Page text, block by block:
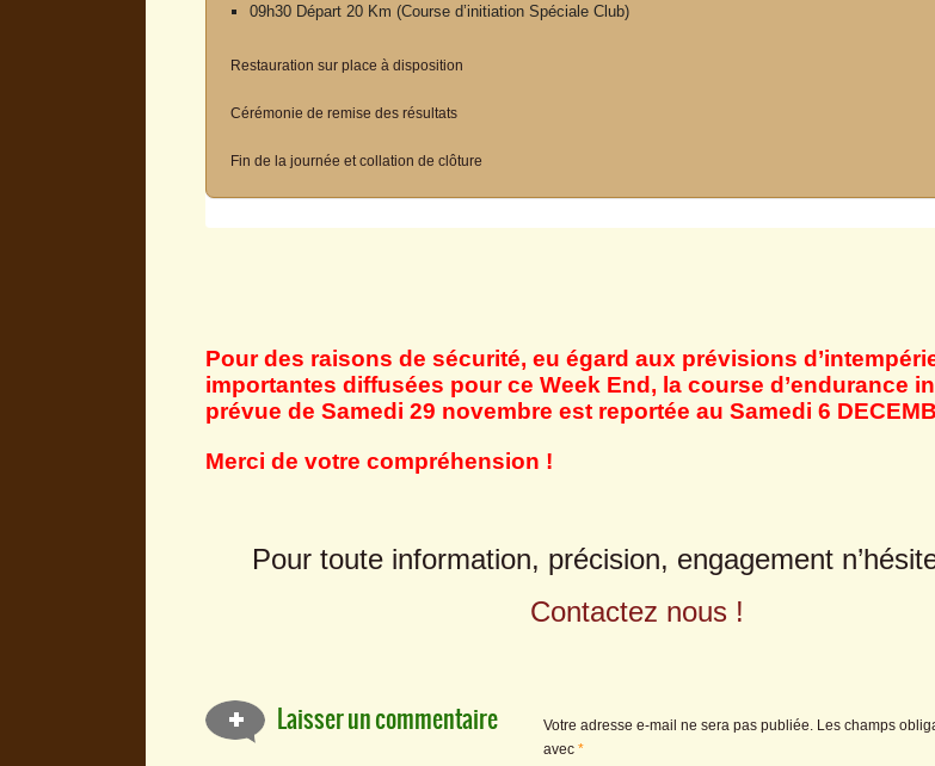
09h30 Départ 20 Km (Course d’initiation Spéciale Club)
Restauration sur place à disposition
Cérémonie de remise des résultats
Fin de la journée et collation de clôture
Pour des raisons de sécurité, eu égard aux prévisions
importantes diffusées pour ce Week End, la course d’endurance
prévue de Samedi 29 novembre est reportée au Samedi 6
Merci de votre compréhension !
Pour toute information, précision, engagement
Contactez nous !
Laisser un commentaire Votre adresse e-mail ne sera pas publiée. Les champs
avec *